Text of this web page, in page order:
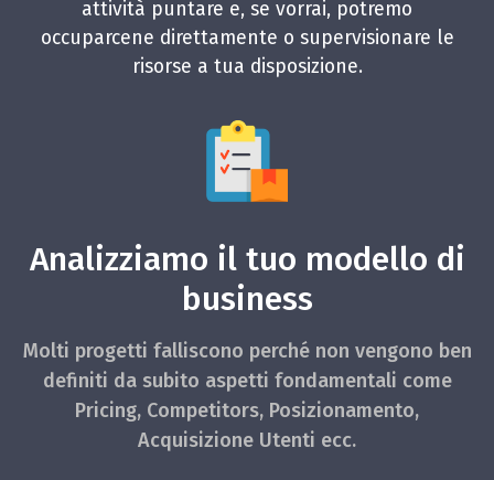
attività puntare e, se vorrai, potremo
occuparcene direttamente o supervisionare le
risorse a tua disposizione.
Analizziamo il tuo modello di
business
Molti progetti falliscono perché non vengono ben
definiti da subito aspetti fondamentali come
Pricing, Competitors, Posizionamento,
Acquisizione Utenti ecc.